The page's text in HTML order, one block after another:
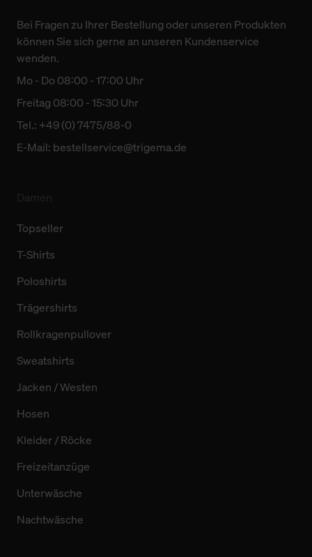
Bei Fragen zu Ihrer Bestellung oder unseren Produkten
können Sie sich gerne an unseren Kundenservice
wenden.
Mo - Do 08:00 - 17:00 Uhr
Freitag 08:00 - 15:30 Uhr
Tel.: +49 (0) 7475/88-0
E-Mail: bestellservice@trigema.de
Topseller
T-Shirts
Poloshirts
Trägershirts
Rollkragenpullover
Sweatshirts
Jacken / Westen
Hosen
Kleider / Röcke
Freizeitanzüge
Unterwäsche
Nachtwäsche